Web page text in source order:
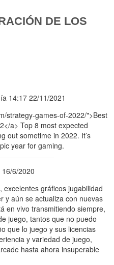
DE LOS
14:17 22/11/2021
strategy-games-of-2022/">Best
a> Top 8 most expected
out sometime in 2022. It’s
year for gaming.
6/2020
gráficos jugabilidad
y aún se actualiza con nuevas
en vivo transmitiendo siempre,
juego, tantos que no puedo
que lo juego y sus licencias
y variedad de juego,
hasta ahora insuperable